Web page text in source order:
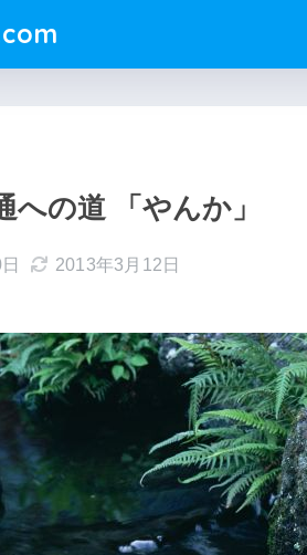
への道 「やんか」
2013年3月12日